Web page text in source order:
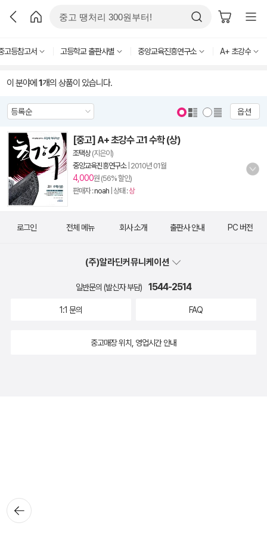
고등참고서 고등학교 출판사별 중앙교육진흥연구소 A+ 초강수
이 분야에 1개의 상품이 있습니다.
옵션
[중고] A+ 초강수 고1 수학 (상)
조택상(지은이)
중앙교육진흥연구소| 2010년 01월
4,000원 (56% 할인)
판매자 :noah | 상태 :상
뒤로가
기
로그인 전체 메뉴 회사 소개 출판사 안내 PC 버전
(주)알라딘커뮤니케이션
일반문의 (발신자 부담) 1544-2514
1:1 문의 FAQ
중고매장 위치, 영업시간 안내